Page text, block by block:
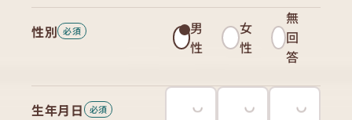
性別
男
性
女
性
無
回
答
生年月日